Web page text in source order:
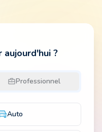
aujourd'hui ?
Professionnel
Auto